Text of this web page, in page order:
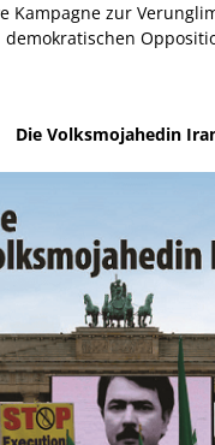
Kampagne zur
demokratischen
Die Volksmojahedin